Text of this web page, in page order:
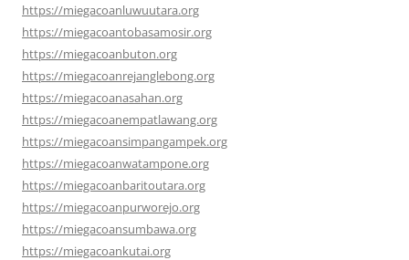
https://miegacoanluwuutara.org
https://miegacoantobasamosir.org
https://miegacoanbuton.org
https://miegacoanrejanglebong.org
https://miegacoanasahan.org
https://miegacoanempatlawang.org
https://miegacoansimpangampek.org
https://miegacoanwatampone.org
https://miegacoanbaritoutara.org
https://miegacoanpurworejo.org
https://miegacoansumbawa.org
https://miegacoankutai.org